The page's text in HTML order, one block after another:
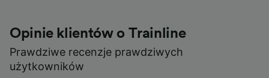
Opinie klientów o Trainline
Prawdziwe recenzje prawdziwych
użytkowników